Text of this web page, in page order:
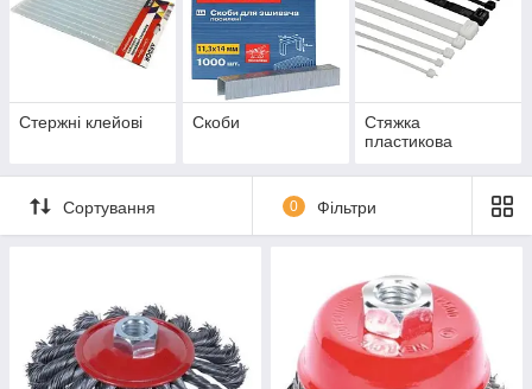
Стержні клейові Скоби
Стяжка
пластикова
Сортування 0 Фільтри